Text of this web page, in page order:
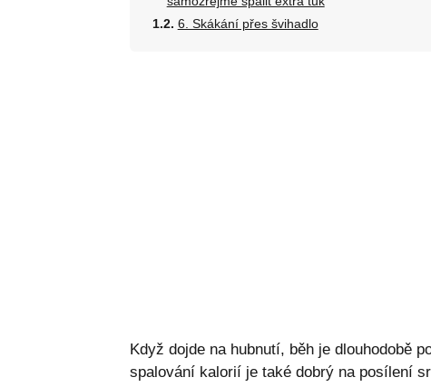
6. Skákání přes švihadlo
Když dojde na hubnutí, běh je dlouhodobě
spalování kalorií je také dobrý na posílení